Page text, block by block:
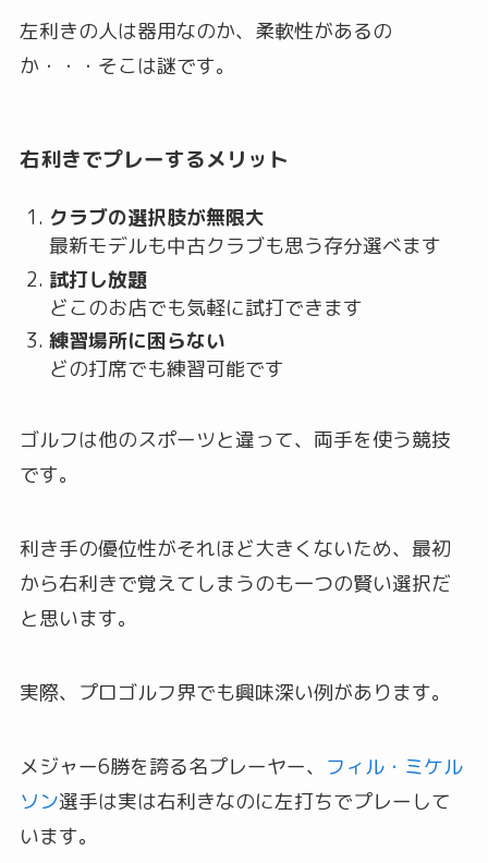
左利きの人は器用なのか、柔軟性があるの
か・・・そこは謎です。
右利きでプレーするメリット
クラブの選択肢が無限大
最新モデルも中古クラブも思う存分選べます
試打し放題
どこのお店でも気軽に試打できます
練習場所に困らない
どの打席でも練習可能です
ゴルフは他のスポーツと違って、両手を使う競技
です。
利き手の優位性がそれほど大きくないため、最初
から右利きで覚えてしまうのも一つの賢い選択だ
と思います。
実際、プロゴルフ界でも興味深い例があります。
メジャー6勝を誇る名プレーヤー、 フィル・ミケル
ソン選手は実は右利きなのに左打ちでプレーして
います。